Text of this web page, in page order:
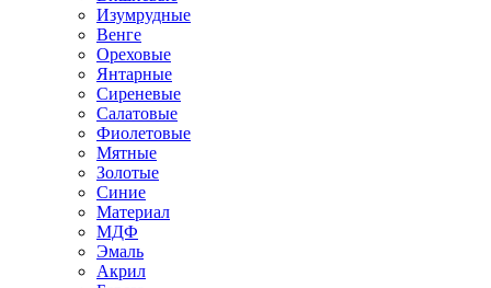
Изумрудные
Венге
Ореховые
Янтарные
Сиреневые
Салатовые
Фиолетовые
Мятные
Золотые
Синие
Материал
МДФ
Эмаль
Акрил